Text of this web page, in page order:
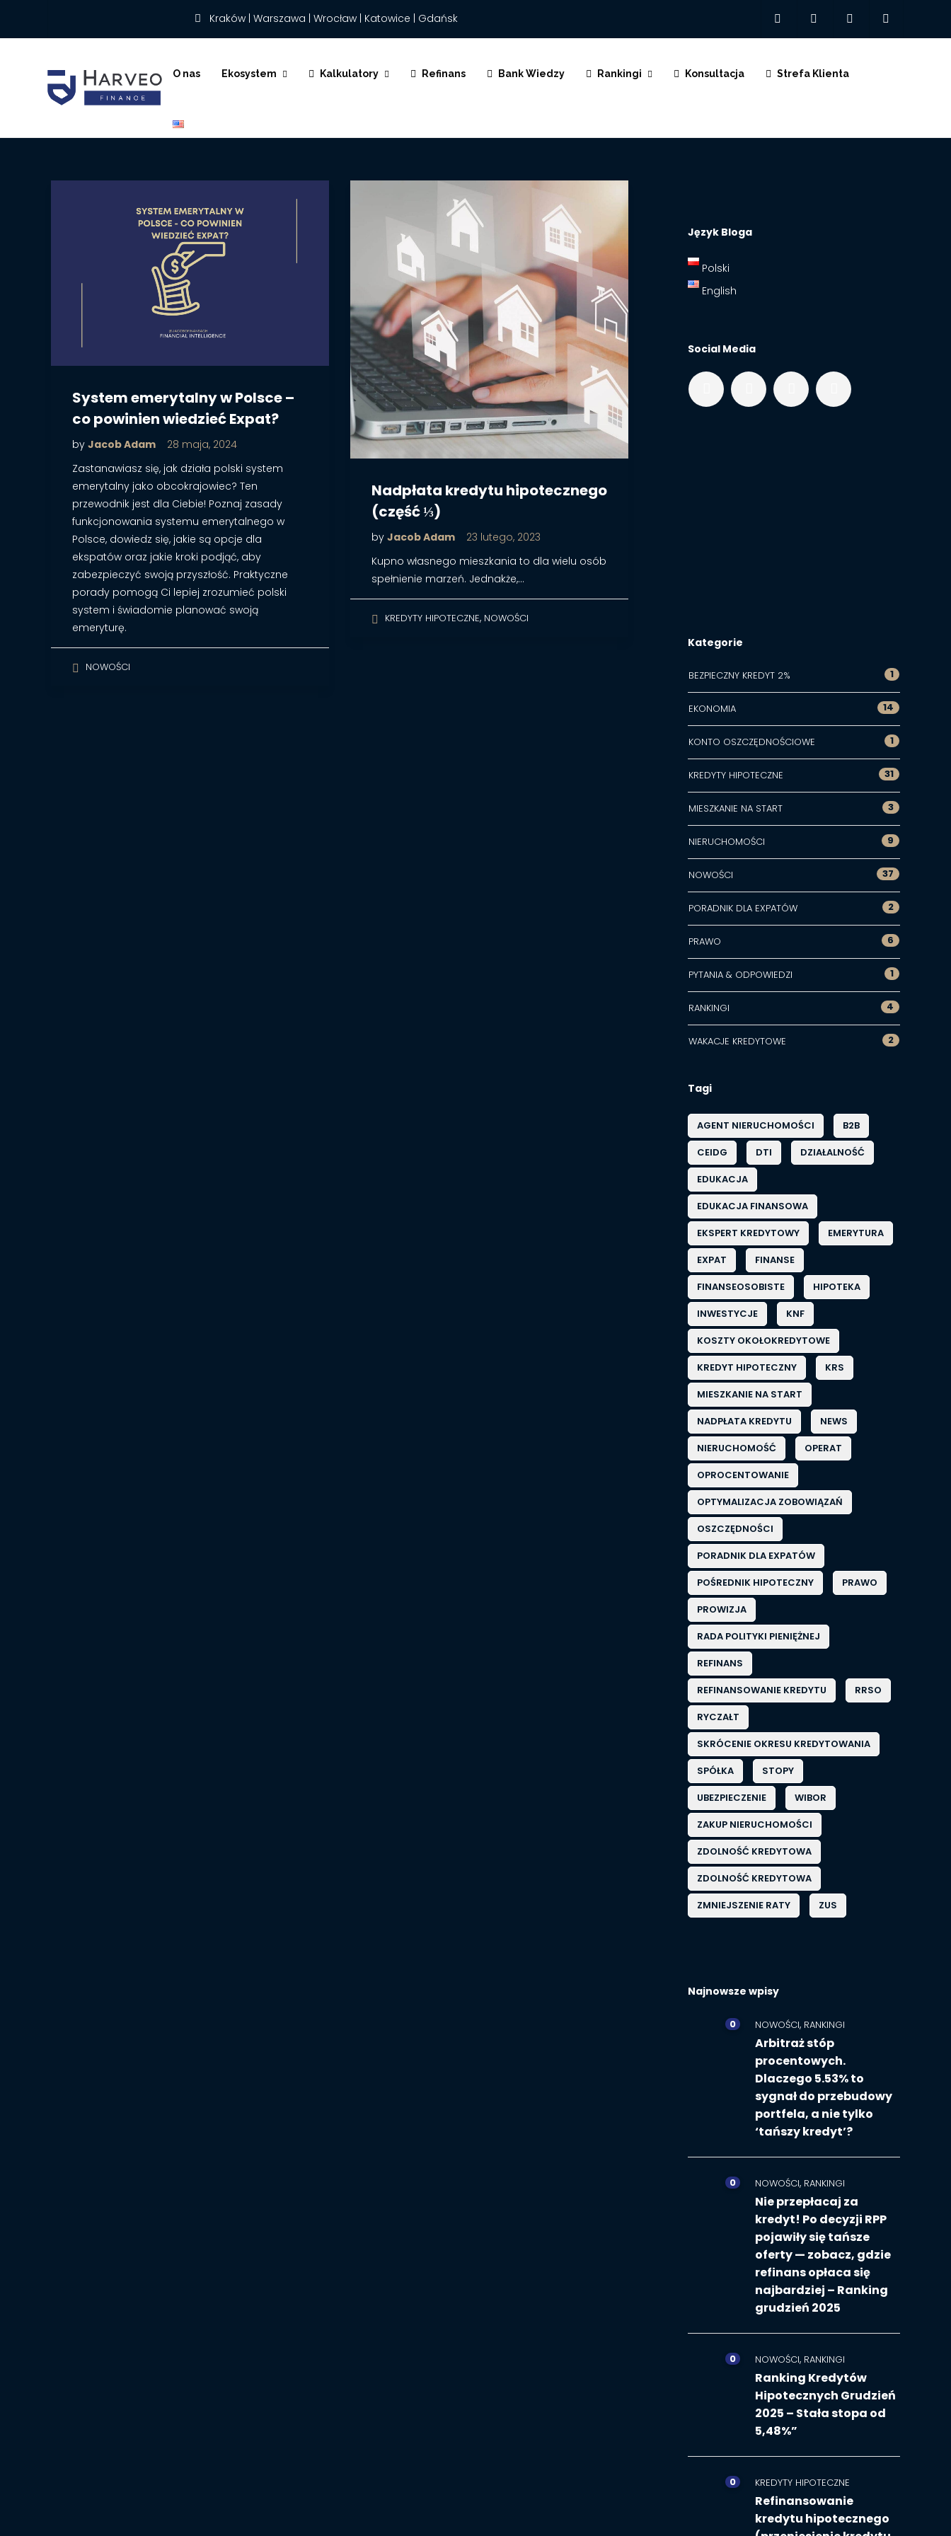
Kraków | Warszawa | Wrocław | Katowice | Gdańsk
O nas Ekosystem Kalkulatory Refinans Bank Wiedzy Rankingi Konsultacja Strefa Klienta
System emerytalny w Polsce –
co powinien wiedzieć Expat?
by Jacob Adam
28 maja, 2024
Zastanawiasz się, jak działa polski system
emerytalny jako obcokrajowiec? Ten
przewodnik jest dla Ciebie! Poznaj zasady
funkcjonowania systemu emerytalnego w
Polsce, dowiedz się, jakie są opcje dla
ekspatów oraz jakie kroki podjąć, aby
zabezpieczyć swoją przyszłość. Praktyczne
porady pomogą Ci lepiej zrozumieć polski
system i świadomie planować swoją
emeryturę.
NOWOŚCI
Nadpłata kredytu hipotecznego
(część ⅓)
by Jacob Adam
23 lutego, 2023
Kupno własnego mieszkania to dla wielu osób
spełnienie marzeń. Jednakże,…
KREDYTY HIPOTECZNE, NOWOŚCI
Język Bloga
Polski
English
Social Media
Kategorie
BEZPIECZNY KREDYT 2% 1
EKONOMIA 14
KONTO OSZCZĘDNOŚCIOWE 1
KREDYTY HIPOTECZNE 31
MIESZKANIE NA START 3
NIERUCHOMOŚCI 9
NOWOŚCI 37
PORADNIK DLA EXPATÓW 2
PRAWO 6
PYTANIA & ODPOWIEDZI 1
RANKINGI 4
WAKACJE KREDYTOWE 2
Tagi
AGENT NIERUCHOMOŚCI
B2B
CEIDG
DTI
DZIAŁALNOŚĆ
EDUKACJA
EDUKACJA FINANSOWA
EKSPERT KREDYTOWY
EMERYTURA
EXPAT
FINANSE
FINANSEOSOBISTE
HIPOTEKA
INWESTYCJE
KNF
KOSZTY OKOŁOKREDYTOWE
KREDYT HIPOTECZNY
KRS
MIESZKANIE NA START
NADPŁATA KREDYTU
NEWS
NIERUCHOMOŚĆ
OPERAT
OPROCENTOWANIE
OPTYMALIZACJA ZOBOWIĄZAŃ
OSZCZĘDNOŚCI
PORADNIK DLA EXPATÓW
POŚREDNIK HIPOTECZNY
PRAWO
PROWIZJA
RADA POLITYKI PIENIĘŻNEJ
REFINANS
REFINANSOWANIE KREDYTU
RRSO
RYCZAŁT
SKRÓCENIE OKRESU KREDYTOWANIA
SPÓŁKA
STOPY
UBEZPIECZENIE
WIBOR
ZAKUP NIERUCHOMOŚCI
ZDOLNOŚĆ KREDYTOWA
ZDOLNOŚĆ KREDYTOWA
ZMNIEJSZENIE RATY
ZUS
Najnowsze wpisy
0 NOWOŚCI, RANKINGI
Arbitraż stóp
procentowych.
Dlaczego 5.53% to
sygnał do przebudowy
portfela, a nie tylko
‘tańszy kredyt’?
0 NOWOŚCI, RANKINGI
Nie przepłacaj za
kredyt! Po decyzji RPP
pojawiły się tańsze
oferty — zobacz, gdzie
refinans opłaca się
najbardziej – Ranking
grudzień 2025
0 NOWOŚCI, RANKINGI
Ranking Kredytów
Hipotecznych Grudzień
2025 – Stała stopa od
5,48%”
0 KREDYTY HIPOTECZNE
Refinansowanie
kredytu hipotecznego